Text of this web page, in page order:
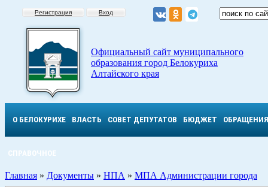
Регистрация Вход
Официальный сайт муниципального
образования город Белокуриха
Алтайского края
О БЕЛОКУРИХЕ ВЛАСТЬ СОВЕТ ДЕПУТАТОВ БЮДЖЕТ ОБРАЩЕНИЯ
СПРАВОЧНОЕ
Главная » Документы » НПА » МПА Администрации города